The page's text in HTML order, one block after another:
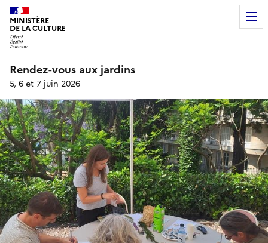
MINISTÈRE
DE LA CULTURE
Rendez-vous aux jardins
5, 6 et 7 juin 2026